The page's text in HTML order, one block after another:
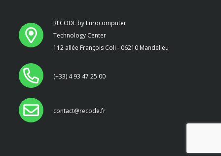
RECODE by Eurocomputer
Technology Center
112 allée François Coli - 06210 Mandelieu
(+33) 4 93 47 25 00
contact@recode.fr